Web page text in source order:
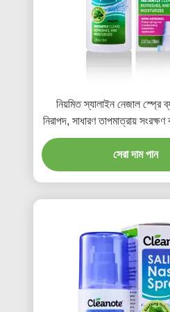
নিয়মিত স্যালাইন নেজাল স্প্রে
নিরাপদ, সাধারণ তাপমাত্রায়
পরিষ্কার এবং কার্যকর নাকের
স্প্রে
সেরা দাম পান